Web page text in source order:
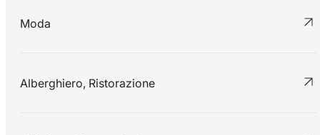
Moda
Alberghiero, Ristorazione